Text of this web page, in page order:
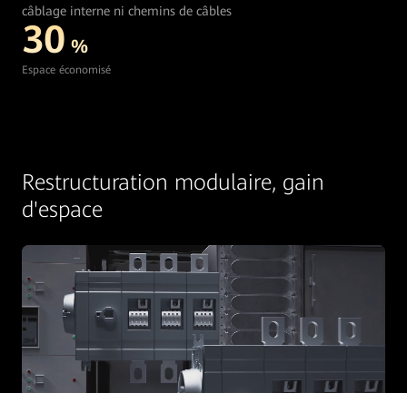
câblage interne ni chemins de câbles
30 %
Espace économisé
Restructuration modulaire, gain
d'espace